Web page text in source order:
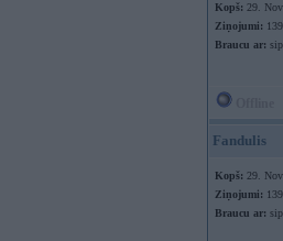
Kopš: 29.
Ziņojumi:
Braucu ar:
Fandulis
Kopš: 29.
Ziņojumi:
Braucu ar: